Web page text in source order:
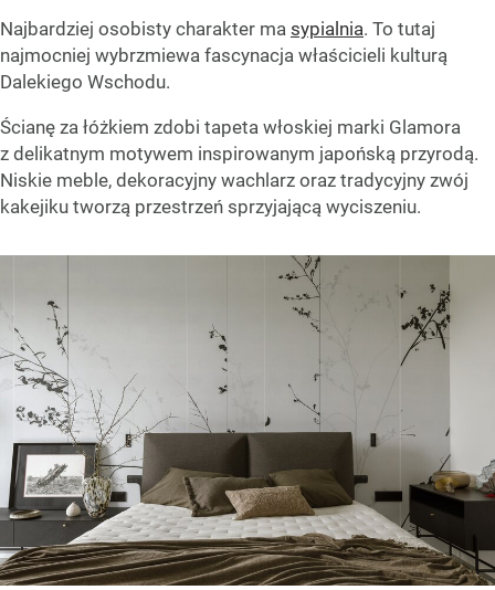
Najbardziej osobisty charakter ma sypialnia. To tutaj
najmocniej wybrzmiewa fascynacja właścicieli kulturą
Dalekiego Wschodu.
Ścianę za łóżkiem zdobi tapeta włoskiej marki Glamora
z delikatnym motywem inspirowanym japońską przyrodą.
Niskie meble, dekoracyjny wachlarz oraz tradycyjny zwój
kakejiku tworzą przestrzeń sprzyjającą wyciszeniu.